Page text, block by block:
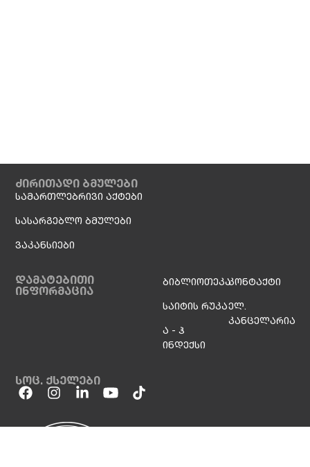
ძირითადი ბმულები
სამართლებრივი აქტები
სასარგებლო ბმულები
ვაკანსიები
დამატებითი
ინფორმაცია
ბიბლიოთეკა
საიტის რუკა
ა - ჰ
ინდექსი
კონტაქტი
ელ.
კანცელარია
სოც. ქსელები